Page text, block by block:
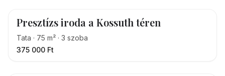
Presztízs iroda a Kossuth téren
Tata · 75 m² · 3 szoba
375 000 Ft